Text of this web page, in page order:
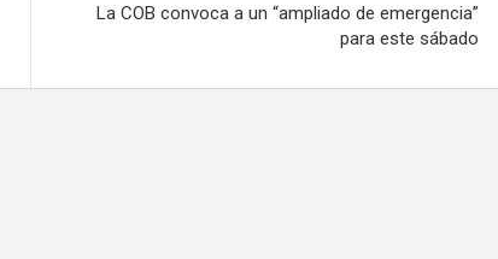
La COB convoca a un “ampliado de emergencia”
para este sábado